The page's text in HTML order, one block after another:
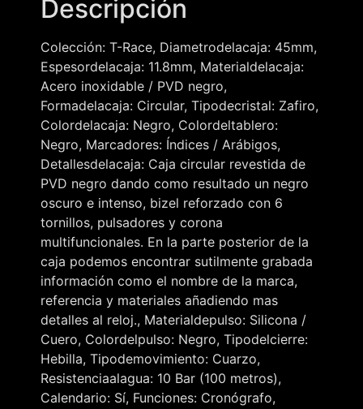
Descripción
Colección: T-Race, Diametrodelacaja: 45mm,
Espesordelacaja: 11.8mm, Materialdelacaja:
Acero inoxidable / PVD negro,
Formadelacaja: Circular, Tipodecristal: Zafiro,
Colordelacaja: Negro, Colordeltablero:
Negro, Marcadores: Índices / Arábigos,
Detallesdelacaja: Caja circular revestida de
PVD negro dando como resultado un negro
oscuro e intenso, bizel reforzado con 6
tornillos, pulsadores y corona
multifuncionales. En la parte posterior de la
caja podemos encontrar sutilmente grabada
información como el nombre de la marca,
referencia y materiales añadiendo mas
detalles al reloj., Materialdepulso: Silicona /
Cuero, Colordelpulso: Negro, Tipodelcierre:
Hebilla, Tipodemovimiento: Cuarzo,
Resistenciaalagua: 10 Bar (100 metros),
Calendario: Sí, Funciones: Cronógrafo,